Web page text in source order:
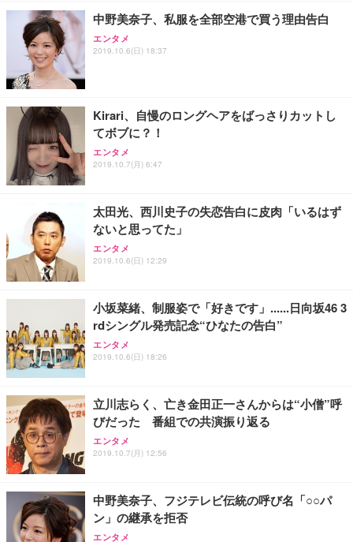
中野美奈子、私服を全部空港で買う理由告白
エンタメ
2019.10.6(日) 18:37
Kirari、自慢のロングヘアをばっさりカットし
てボブに？！
エンタメ
2019.10.7(月) 6:47
太田光、西川史子の失恋告白に皮肉「いるはず
ないと思ってた」
エンタメ
2019.10.6(日) 12:29
小坂菜緒、制服姿で「好きです」......日向坂46 3
rdシングル発売記念“ひなたの告白”
エンタメ
2019.10.6(日) 18:26
立川志らく、亡き金田正一さんからは“小僧”呼
びだった 番組での共演振り返る
エンタメ
2019.10.7(月) 12:56
中野美奈子、フジテレビ伝統の呼び名「○○パ
ン」の継承を拒否
エンタメ